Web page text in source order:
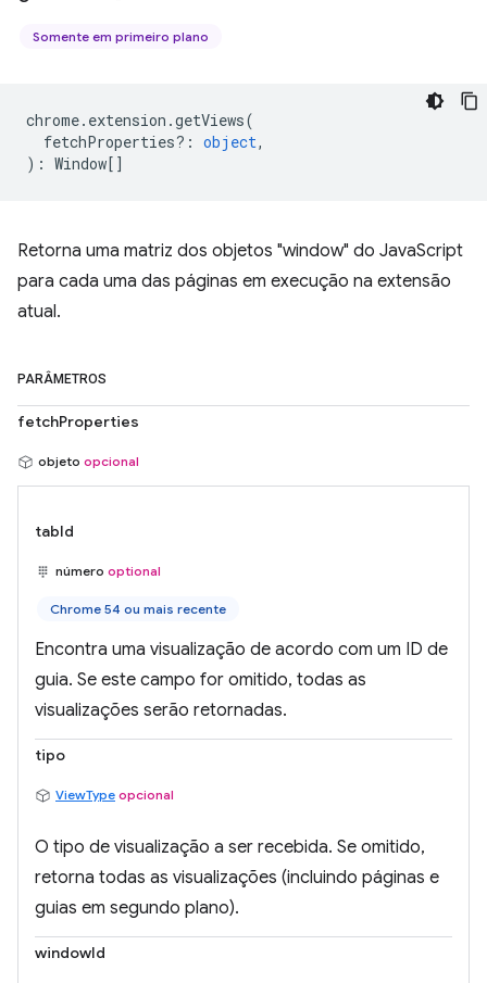
Somente em primeiro plano
chrome. extension .getViews(
fetchProperties? : object,
) : Window[]
Retorna uma matriz dos objetos "window" do JavaScript
para cada uma das páginas em execução na extensão
atual.
PARÂMETROS
fetchProperties
objeto opcional
tabId
número optional
Chrome 54 ou mais recente
Encontra uma visualização de acordo com um ID de
guia. Se este campo for omitido, todas as
visualizações serão retornadas.
tipo
ViewType opcional
O tipo de visualização a ser recebida. Se omitido,
retorna todas as visualizações (incluindo páginas e
guias em segundo plano).
windowId